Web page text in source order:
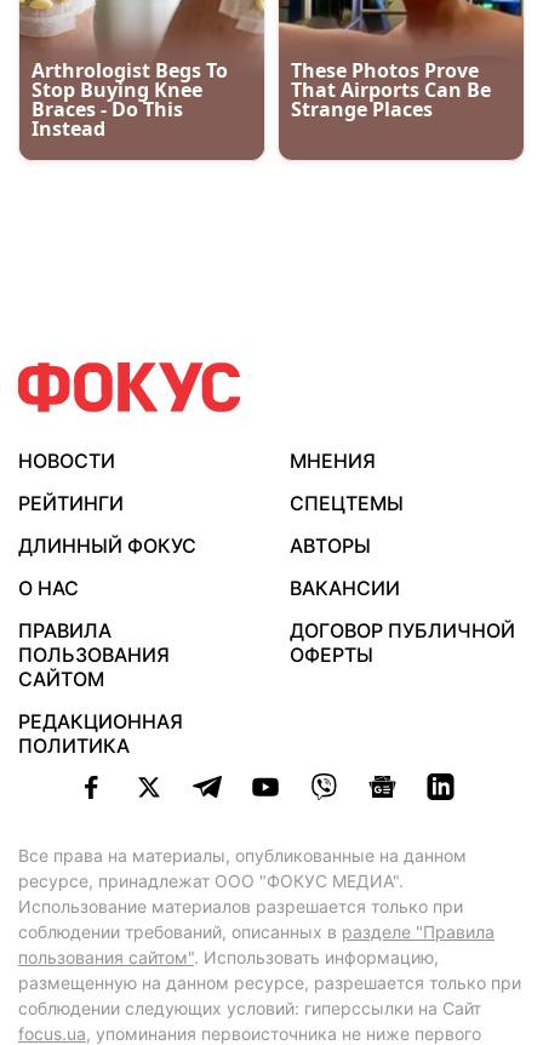
НОВОСТИ
МНЕНИЯ
РЕЙТИНГИ
СПЕЦТЕМЫ
ДЛИННЫЙ ФОКУС
АВТОРЫ
О НАС
ВАКАНСИИ
ПРАВИЛА
ПОЛЬЗОВАНИЯ
САЙТОМ
ДОГОВОР ПУБЛИЧНОЙ
ОФЕРТЫ
РЕДАКЦИОННАЯ
ПОЛИТИКА
Все права на материалы, опубликованные на данном
ресурсе, принадлежат ООО "ФОКУС МЕДИА".
Использование материалов разрешается только при
соблюдении требований, описанных в разделе "Правила
пользования сайтом". Использовать информацию,
размещенную на данном ресурсе, разрешается только при
соблюдении следующих условий: гиперссылки на Сайт
focus.ua, упоминания первоисточника не ниже первого